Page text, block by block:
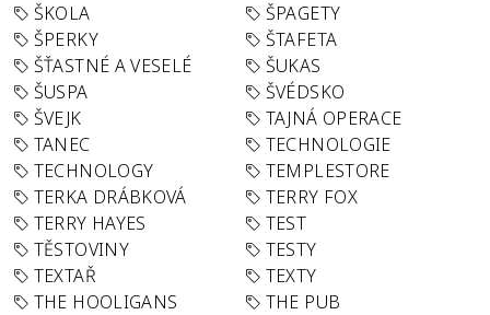
ŠKOLA
ŠPAGETY
ŠPERKY
ŠTAFETA
ŠŤASTNÉ A VESELÉ
ŠUKAS
ŠUSPA
ŠVÉDSKO
ŠVEJK
TAJNÁ OPERACE
TANEC
TECHNOLOGIE
TECHNOLOGY
TEMPLESTORE
TERKA DRÁBKOVÁ
TERRY FOX
TERRY HAYES
TEST
TĚSTOVINY
TESTY
TEXTAŘ
TEXTY
THE HOOLIGANS
THE PUB